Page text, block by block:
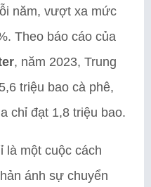
năm, vượt xa mức
Theo báo cáo của
, năm 2023, Trung
triệu bao cà phê,
chỉ đạt 1,8 triệu bao.
là một cuộc cách
ánh sự chuyển